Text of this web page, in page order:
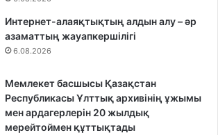
Интернет-алаяқтықтың алдын алу – әр
азаматтың жауапкершілігі
6.08.2026
Мемлекет басшысы Қазақстан
Республикасы Ұлттық архивінің ұжымы
мен ардагерлерін 20 жылдық
мерейтоймен құттықтады